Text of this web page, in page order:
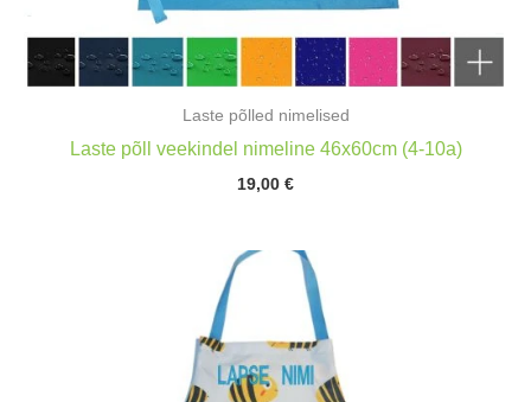
Laste põlled nimelised
Laste põll veekindel nimeline 46x60cm (4-10a)
19,00 €